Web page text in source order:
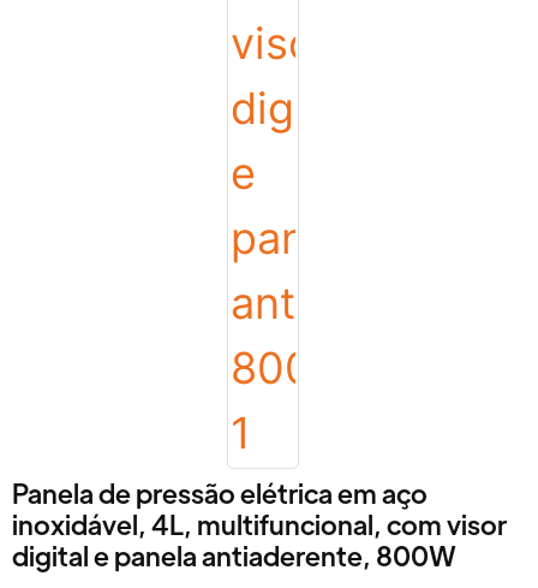
Panela de pressão elétrica em aço
inoxidável, 4L, multifuncional, com visor
digital e panela antiaderente, 800W